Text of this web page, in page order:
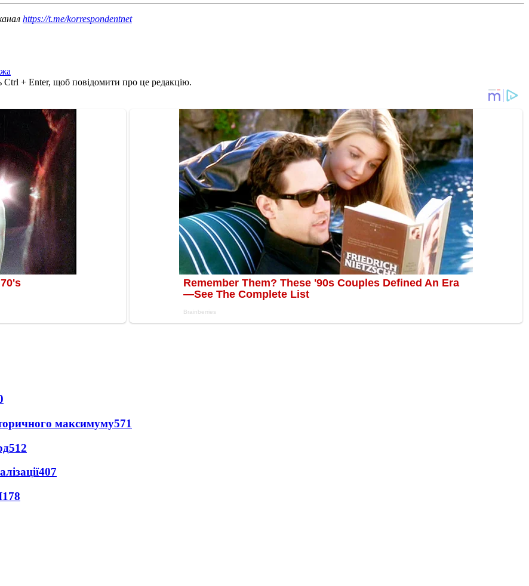
https://t.me/korrespondentnet
Ctrl + Enter, щоб повідомити про це редакцію.
максимуму571
512
407
178